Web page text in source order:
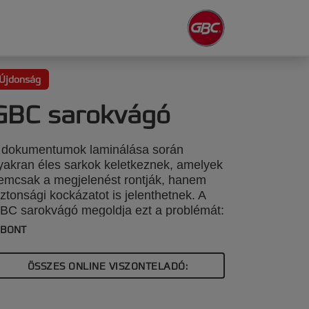
Újdonság
sarokvágó
laminálása során
éles sarkok keletkeznek, amelyek
a megjelenést rontják, hanem
kockázatot is jelenthetnek. A
sarokvágó megoldja ezt a problémát:
lekerekített sarkokat biztosít a
oktatási anyagok és
gyakran kezelt dokumentumokhoz;
ÖSSZES ONLINE VISZONTELADÓ: